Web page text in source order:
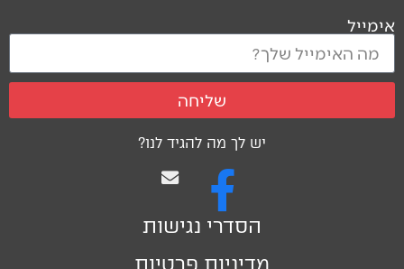
יש לך מה להגיד לנו?
הסדרי נגישות
מדיניות פרטיות
אימייל
שליחה